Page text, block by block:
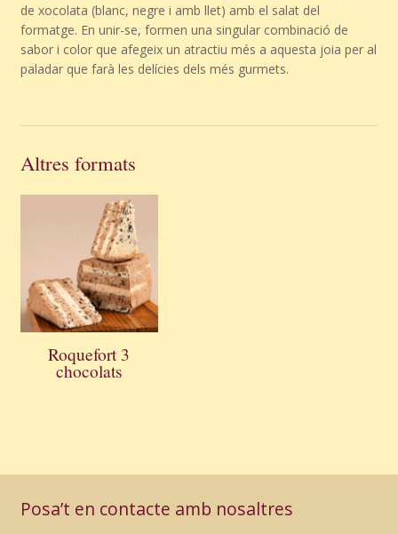
de xocolata (blanc, negre i amb llet) amb el salat del
formatge. En unir-se, formen una singular combinació de
sabor i color que afegeix un atractiu més a aquesta joia per al
paladar que farà les delícies dels més gurmets.
Altres formats
Roquefort 3
chocolats
Posa’t en contacte amb nosaltres